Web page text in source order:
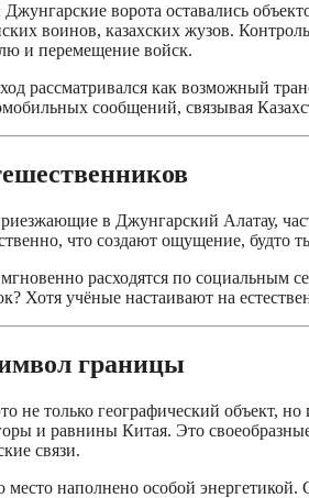
ворота оставались
воинов, казахских жузов.
и перемещение войск.
рассматривался как возможный
сообщений, связывая
в Джунгарский Алатау,
что создают ощущение, будто
расходятся по
Хотя учёные настаивают на
границы
не только географический объект,
и равнины Китая. Это
связи.
наполнено особой